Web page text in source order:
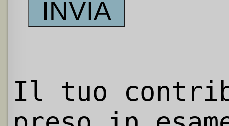
Il tuo